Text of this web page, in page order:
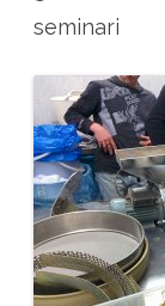
seminari